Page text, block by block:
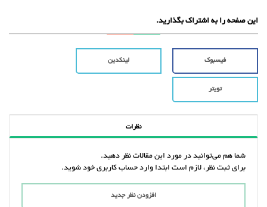
این صفحه را به اشتراک بگذارید.
فیسبوک لینکدین
تویتر
نظرات
شما هم می‌توانید در مورد این مقالات نظر دهید.
برای ثبت نظر، لازم است ابتدا وارد حساب کاربری خود شوید.
افزودن نظر جدید